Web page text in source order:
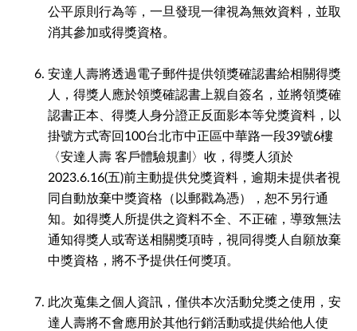
公平原則行為等，一旦發現一律視為無效資料，並取
消其參加或得獎資格。
安達人壽將透過電子郵件提供領獎確認書給相關得獎
人，得獎人應於領獎確認書上親自簽名，並將領獎確
認書正本、得獎人身分證正反面影本等兌獎資料，以
掛號方式寄回100台北市中正區中華路一段39號6樓
〈安達人壽 客戶體驗規劃〉收，得獎人須於
2023.6.16(五)前主動提供兌獎資料，逾期未提供者視
同自動放棄中獎資格（以郵戳為憑），恕不另行通
知。如得獎人所提供之資料不全、不正確，導致無法
通知得獎人或寄送相關獎項時，視同得獎人自願放棄
中獎資格，將不予提供任何獎項。
此次蒐集之個人資訊，僅供本次活動兌獎之使用，安
達人壽將不會應用於其他行銷活動或提供給他人使